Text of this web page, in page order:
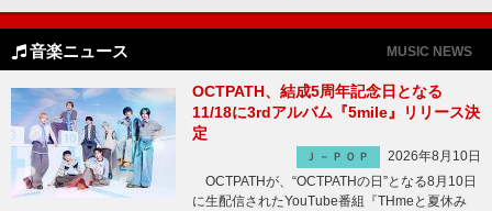
音楽ニュース MUSIC NEWS
OCTPATH、結成5周年記念日となる
11/18に3rdアルバム『5mile』リリース決
定
Ｊ－ＰＯＰ
2026年8月10日
OCTPATHが、“OCTPATHの日”となる8月10日
に生配信されたYouTube番組『THmeと夏休み